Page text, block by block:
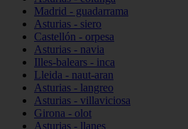
Madrid - guadarrama
Asturias - siero
Castellón - orpesa
Asturias - navia
Illes-balears - inca
Lleida - naut-aran
Asturias - langreo
Asturias - villaviciosa
Girona - olot
Asturias - llanes